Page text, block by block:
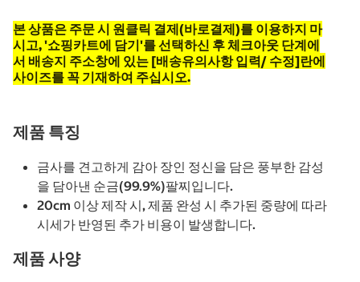
본 상품은 주문 시 원클릭 결제(바로결제)를 이용하지 마
시고, '쇼핑카트에 담기'를 선택하신 후 체크아웃 단계에
서 배송지 주소창에 있는 [배송유의사항 입력/ 수정]란에
사이즈를 꼭 기재하여 주십시오​.​​
제품 특징
금사를 견고하게 감아 장인 정신을 담은 풍부한 감성
을 담아낸 순금(99.9%)팔찌입니다.
20cm 이상 제작 시, 제품 완성 시 추가된 중량에 따라
시세가 반영된 추가 비용이 발생합니다.
제품 사양